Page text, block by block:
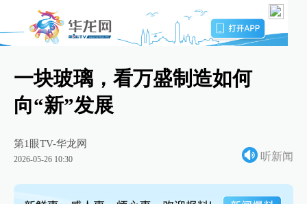
一块玻璃，看万盛制造如何
向“新”发展
第1眼TV-华龙网
2026-05-26 10:30 听新闻